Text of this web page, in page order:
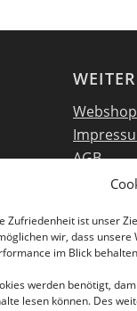
Zufriedenheit ist unser
wir, dass unsere
im Blick
werden benötigt,
lesen können. Des
Webshop
AGB
Folgen